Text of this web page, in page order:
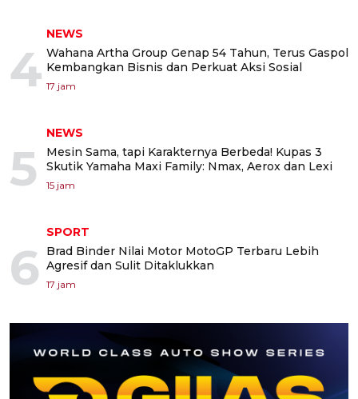
4
NEWS
Wahana Artha Group Genap 54 Tahun, Terus Gaspol
Kembangkan Bisnis dan Perkuat Aksi Sosial
17 jam
5
NEWS
Mesin Sama, tapi Karakternya Berbeda! Kupas 3
Skutik Yamaha Maxi Family: Nmax, Aerox dan Lexi
15 jam
6
SPORT
Brad Binder Nilai Motor MotoGP Terbaru Lebih
Agresif dan Sulit Ditaklukkan
17 jam